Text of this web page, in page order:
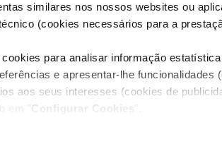
similares nos nossos websites ou
(cookies necessários para a
para analisar informação
e apresentar-lhe funcionalidades
aos seus interesses (cookies de
em " Configurar Cookies ".
Condições do Fórum NOS Accessibility